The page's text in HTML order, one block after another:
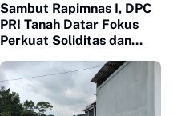
Sambut Rapimnas I, DPC
PRI Tanah Datar Fokus
Perkuat Soliditas dan